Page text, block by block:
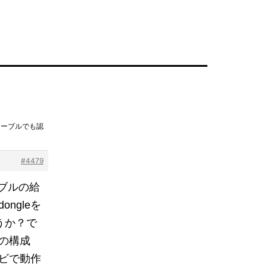
ブルでも認
#4479
ルの給
を
か？で
構成
で動作